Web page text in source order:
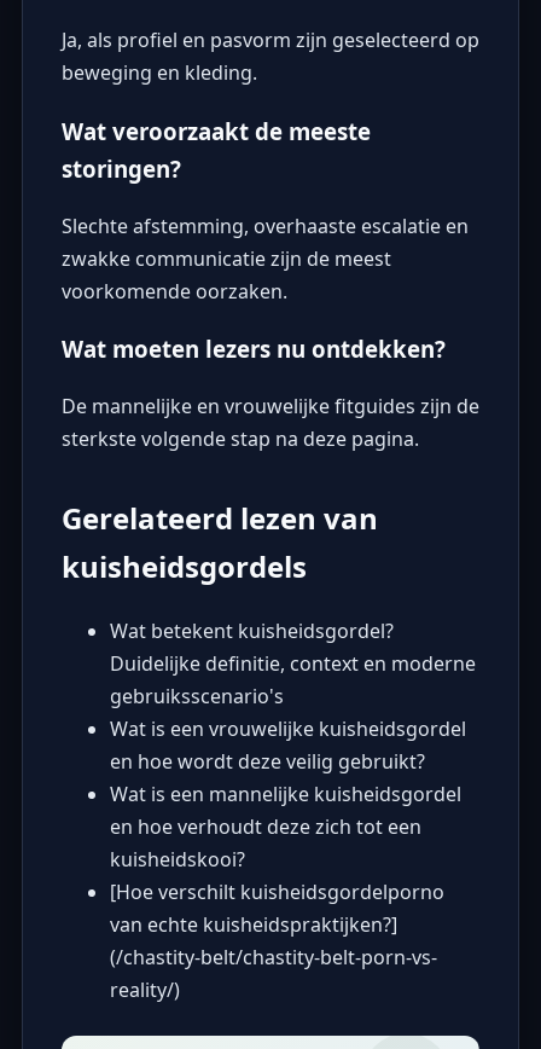
Ja, als profiel en pasvorm zijn geselecteerd op
beweging en kleding.
Wat veroorzaakt de meeste
storingen?
Slechte afstemming, overhaaste escalatie en
zwakke communicatie zijn de meest
voorkomende oorzaken.
Wat moeten lezers nu ontdekken?
De mannelijke en vrouwelijke fitguides zijn de
sterkste volgende stap na deze pagina.
Gerelateerd lezen van
kuisheidsgordels
Wat betekent kuisheidsgordel?
Duidelijke definitie, context en moderne
gebruiksscenario's
Wat is een vrouwelijke kuisheidsgordel
en hoe wordt deze veilig gebruikt?
Wat is een mannelijke kuisheidsgordel
en hoe verhoudt deze zich tot een
kuisheidskooi?
[Hoe verschilt kuisheidsgordelporno
van echte kuisheidspraktijken?]
(/chastity-belt/chastity-belt-porn-vs-
reality/)